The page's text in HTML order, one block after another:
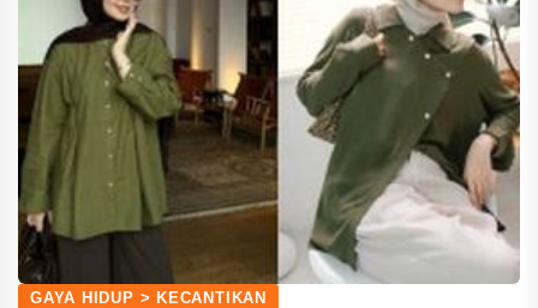
GAYA HIDUP > KECANTIKAN